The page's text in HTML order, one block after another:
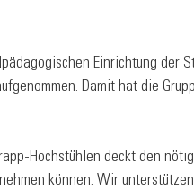
Einrichtung der
Damit hat die
Hochstühlen deckt den
können. Wir